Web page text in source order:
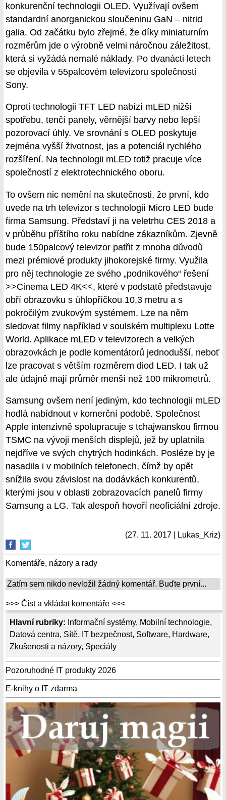
Hlavní rubriky: Informační systémy, Mobilní technologie,
Datová centra, Sítě, IT bezpečnost, Software, Hardware,
Zkušenosti a názory, Speciály
Pozoruhodné IT produkty 2026
E-knihy o IT zdarma
konkurenční technologii OLED. Využívají ovšem
standardní anorganickou sloučeninu GaN – nitrid
galia. Od začátku bylo zřejmé, že díky miniaturním
rozměrům jde o výrobně velmi náročnou záležitost,
která si vyžádá nemalé náklady. Po dvanácti letech
se objevila v 55palcovém televizoru společnosti
Sony.
Oproti technologii TFT LED nabízí mLED nižší
spotřebu, tenčí panely, věrnější barvy nebo lepší
pozorovací úhly. Ve srovnání s OLED poskytuje
zejména vyšší životnost, jas a potenciál rychlého
rozšíření. Na technologii mLED totiž pracuje více
společností z elektrotechnického oboru.
To ovšem nic nemění na skutečnosti, že první, kdo
uvede na trh televizor s technologií Micro LED bude
firma Samsung. Představí ji na veletrhu CES 2018 a
v průběhu příštího roku nabídne zákazníkům. Zjevně
bude 150palcový televizor patřit z mnoha důvodů
mezi prémiové produkty jihokorejské firmy. Využila
pro něj technologie ze svého „podnikového“ řešení
>>Cinema LED 4K<<, které v podstatě představuje
obří obrazovku s úhlopříčkou 10,3 metru a s
pokročilým zvukovým systémem. Lze na něm
sledovat filmy například v soulském multiplexu Lotte
World. Aplikace mLED v televizorech a velkých
obrazovkách je podle komentátorů jednodušší, neboť
lze pracovat s větším rozměrem diod LED. I tak už
ale údajně mají průměr menší než 100 mikrometrů.
Samsung ovšem není jediným, kdo technologii mLED
hodlá nabídnout v komerční podobě. Společnost
Apple intenzivně spolupracuje s tchajwanskou firmou
TSMC na vývoji menších displejů, jež by uplatnila
nejdříve ve svých chytrých hodinkách. Posléze by je
nasadila i v mobilních telefonech, čímž by opět
snížila svou závislost na dodávkách konkurentů,
kterými jsou v oblasti zobrazovacích panelů firmy
Samsung a LG. Tak alespoň hovoří neoficiální zdroje.
(27. 11. 2017 | Lukas_Kriz)
Komentáře, názory a rady
Zatím sem nikdo nevložil žádný komentář. Buďte první...
>>> Číst a vkládat komentáře <<<